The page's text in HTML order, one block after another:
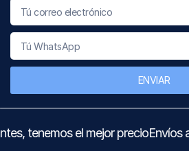
ENVIAR
tenemos el mejor precioEnvíos